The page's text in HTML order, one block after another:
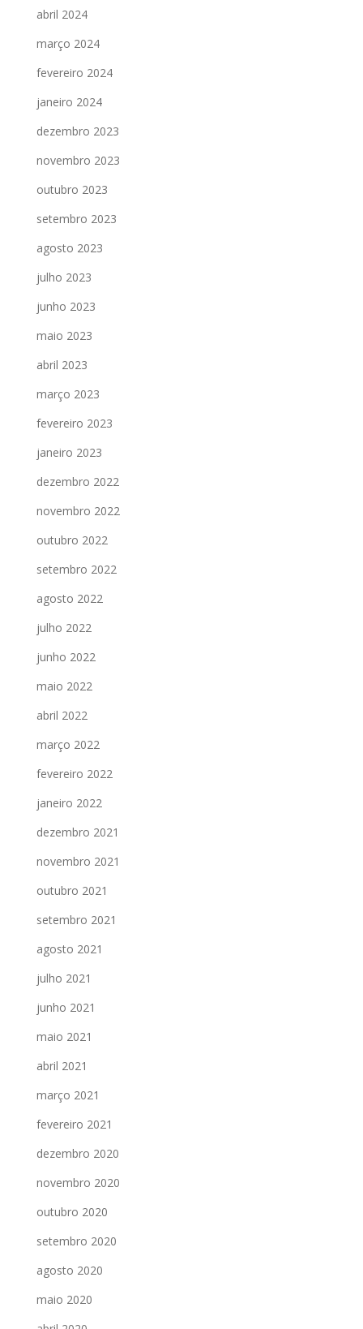
abril 2024
março 2024
fevereiro 2024
janeiro 2024
dezembro 2023
novembro 2023
outubro 2023
setembro 2023
agosto 2023
julho 2023
junho 2023
maio 2023
abril 2023
março 2023
fevereiro 2023
janeiro 2023
dezembro 2022
novembro 2022
outubro 2022
setembro 2022
agosto 2022
julho 2022
junho 2022
maio 2022
abril 2022
março 2022
fevereiro 2022
janeiro 2022
dezembro 2021
novembro 2021
outubro 2021
setembro 2021
agosto 2021
julho 2021
junho 2021
maio 2021
abril 2021
março 2021
fevereiro 2021
dezembro 2020
novembro 2020
outubro 2020
setembro 2020
agosto 2020
maio 2020